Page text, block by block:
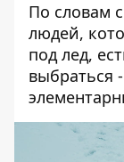
По словам
людей,
под лед,
выбраться